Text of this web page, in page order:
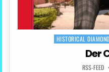
Posted
HISTORICAL DIAMOND
Der
RSS-FEED